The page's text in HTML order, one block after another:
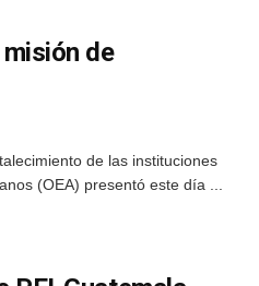
de
de las instituciones
(OEA) presentó este día ...